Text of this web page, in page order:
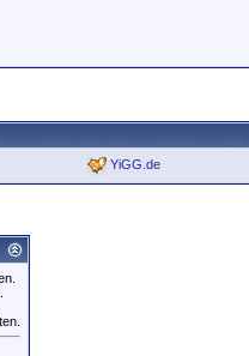
YiGG.de